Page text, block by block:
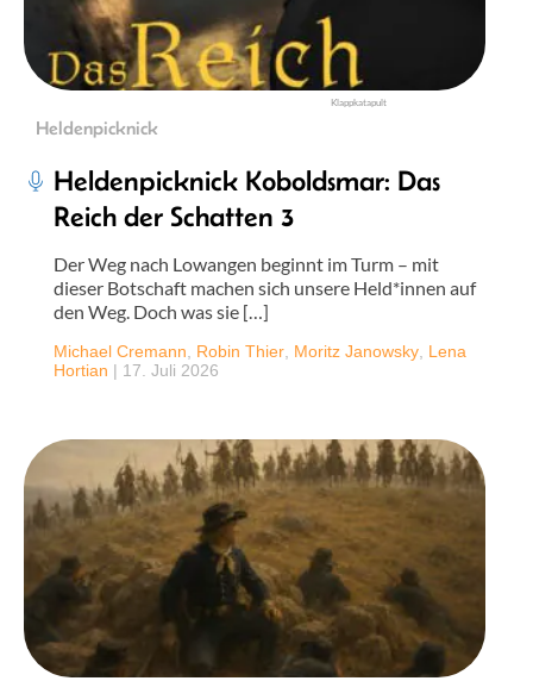
Klappkatapult
Heldenpicknick
Heldenpicknick Koboldsmar: Das
Reich der Schatten 3
Der Weg nach Lowangen beginnt im Turm – mit
dieser Botschaft machen sich unsere Held*innen auf
den Weg. Doch was sie […]
Michael Cremann Robin Thier Moritz Janowsky Lena
Hortian | 17. Juli 2026